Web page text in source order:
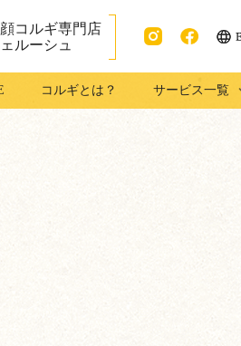
コルギ専門店
ルーシュ
ram
ook
コルギとは？ サービス一覧